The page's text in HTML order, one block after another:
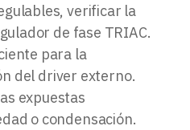
verificar la
de fase TRIAC.
para la
del driver externo.
expuestas
o condensación.